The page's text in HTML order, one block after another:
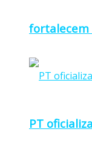
fortalecem
PT